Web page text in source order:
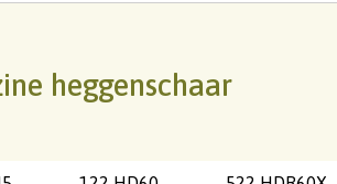
heggenschaar